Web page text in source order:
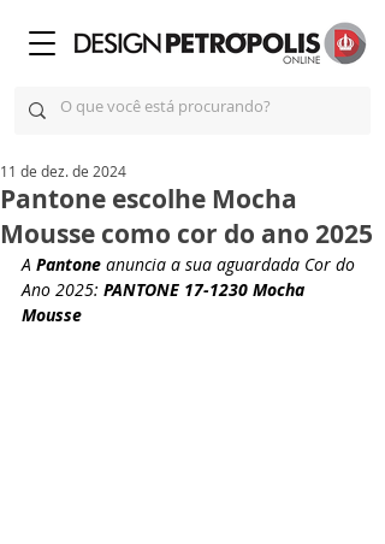
Pantone escolhe Mocha
Mousse como cor do ano 2025
11 de dez. de 2024
A Pantone anuncia a sua aguardada Cor do
Ano 2025: PANTONE 17-1230 Mocha
Mousse